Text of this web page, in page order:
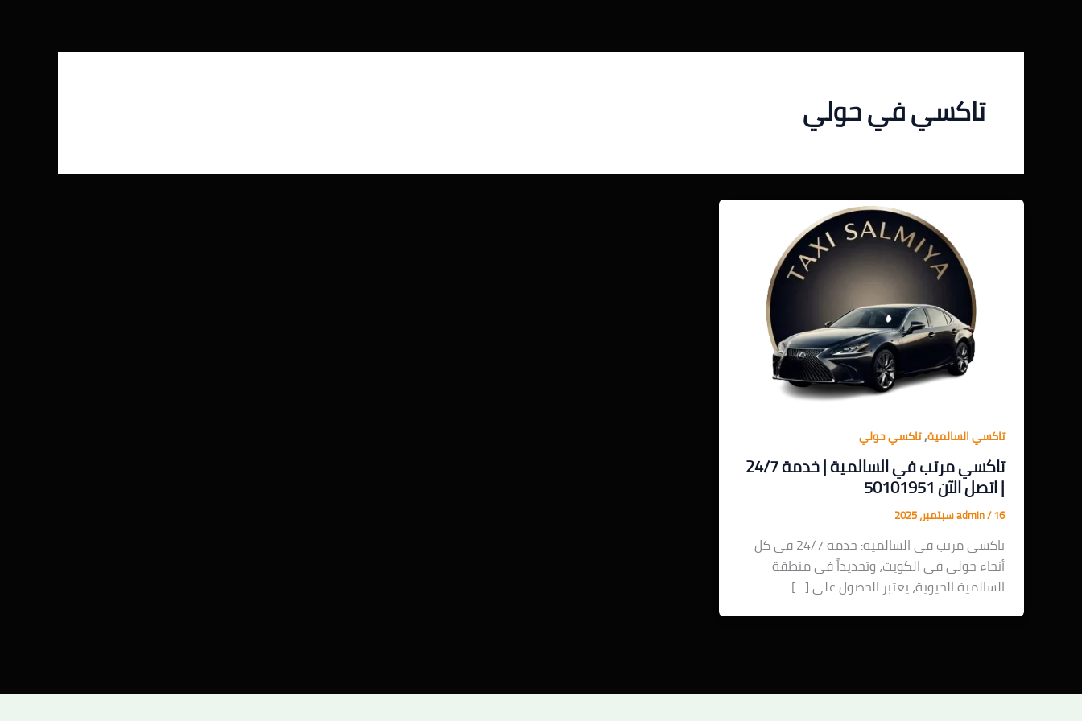
تاكسي في حولي
تاكسي السالمية,تاكسي حولي
تاكسي مرتب في السالمية | خدمة 24/7
| اتصل الآن 50101951
admin/16 سبتمبر، 2025
تاكسي مرتب في السالمية: خدمة 24/7 في كل
أنحاء حولي في الكويت، وتحديداً في منطقة
السالمية الحيوية، يعتبر الحصول على […]